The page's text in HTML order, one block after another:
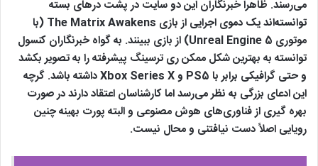
می‌رسند. ظاهراً خبرنگاران این دو سایت در پشت درهای بسته
توانسته‌اند یک دموی اجرایی از بازی The Matrix Awakens (با
موتوری Unreal Engine 5) از بازی ببینند. به گواه خبرنگاران کنسول
توانسته به بهترین شکل ممکن ری ترسینگ پیشرفته را به تصویر بکشد
و حتی گرافیکی برابر با PS5 و Xbox Series X داشته باشد. گرچه
این ادعای بزرگی به نظر می‌رسد اما کارشناسان اعتقاد دارند در صورت
بهره گیری از فناوری‌های هوش مصنوعی و البته پورت بهینه چنین
رویایی اصلاً دست نیافتنی و محال نیست.